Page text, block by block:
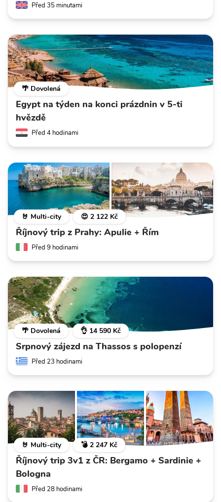
Před 35 minutami
🌴 Dovolená
Egypt na týden na konci prázdnin v 5-ti
hvězdě
Před 4 hodinami
🤘 Multi-city 😍 2 122 Kč
Říjnový trip z Prahy: Apulie + Řím
Před 9 hodinami
🌴 Dovolená 👌 14 590 Kč
Srpnový zájezd na Thassos s polopenzí
Před 23 hodinami
🤘 Multi-city 💣 2 247 Kč
Říjnový trip 3v1 z ČR: Bergamo + Sardinie +
Bologna
Před 28 hodinami